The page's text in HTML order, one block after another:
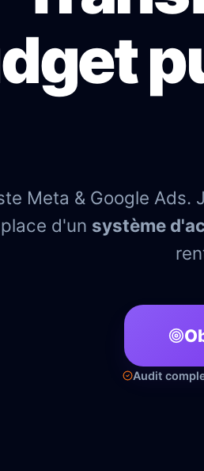
Meta & Google Ads.
d'un système
Audit